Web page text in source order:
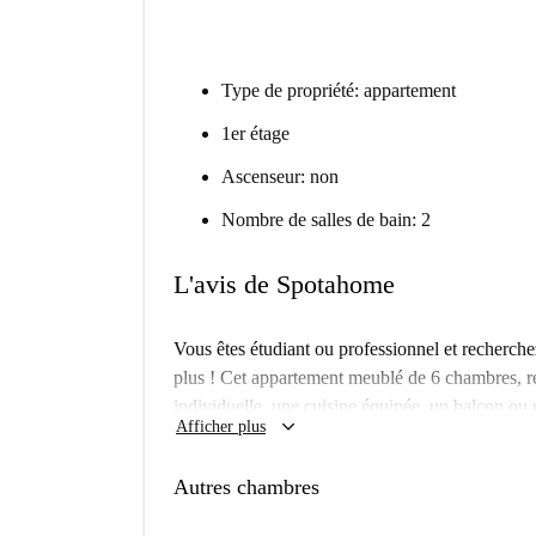
Type de propriété: appartement
1er étage
Ascenseur: non
Nombre de salles de bain: 2
L'avis de Spotahome
Vous êtes étudiant ou professionnel et
plus ! Cet appartement meublé de 6
individuelle, une cuisine équipée, un balcon ou
équipements communs comprennent un lave-
sont pas admis.
Afficher plus keyboard_arrow_down
Autres chambres